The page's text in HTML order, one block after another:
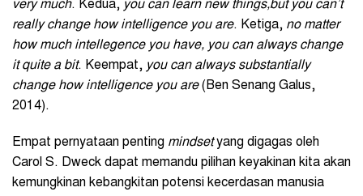
very much. Kedua, you can learn new things,but you can’t
really change how intelligence you are. Ketiga, no matter
how much intellegence you have, you can always change
it quite a bit. Keempat, you can always substantially
change how intelligence you are(Ben Senang Galus,
2014).
Empat pernyataan penting mindsetyang digagas oleh
Carol S. Dweck dapat memandu pilihan keyakinan kita akan
kemungkinan kebangkitan potensi kecerdasan manusia